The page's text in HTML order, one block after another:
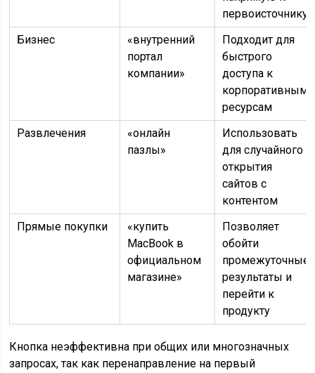
первоисточнику
Бизнес
«внутренний
портал
компании»
Подходит для
быстрого
доступа к
корпоративным
ресурсам
Развлечения
«онлайн
пазлы»
Использовать
для случайного
открытия
сайтов с
контентом
Прямые покупки
«купить
MacBook в
официальном
магазине»
Позволяет
обойти
промежуточные
результаты и
перейти к
продукту
Кнопка неэффективна при общих или многозначных
запросах, так как перенаправление на первый